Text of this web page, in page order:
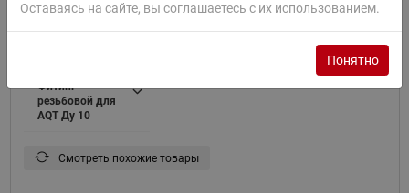
Фитинг
резьбовой для
AQT Ду 10
Смотреть похожие товары
Оставаясь на сайте, вы соглашаетесь с их использованием.
Понятно